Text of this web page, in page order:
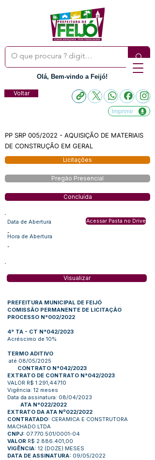
Olá, Bem-vindo a Feijó!
Voltar
Imprimir
PP SRP 005/2022 - AQUISIÇÃO DE MATERIAIS
DE CONSTRUÇÃO EM GERAL
Licitações
Pregão Presencial
Concluída
Data de Abertura
-
Hora de Abertura
-
Acessar Pasta no Drive
Visualizar
PREFEITURA MUNICIPAL DE FEIJÓ
COMISSÃO PERMANENTE DE LICITAÇÃO
PROCESSO N°002/2022
4° TA - CT N°042/2023
Acréscimo de 10%
TERMO ADITIVO
até 08/05/2025
CONTRATO N°042/2023
EXTRATO DE CONTRATO N°042/2023
VALOR R$ 1.291,447.10
Vigência: 12 meses
Data da assinatura: 08/04/2023
ATA N°022/2022
EXTRATO DA ATA Nº022/2022
CONTRATADO: CERAMICA E CONSTRUTORA
MACHADO LTDA
CNPJ: 07.770.501/0001-04
VALOR R$ 2.886.401,00
VIGÊNCIA: 12 (DOZE) MESES
DATA DE ASSINATURA: 09/05/2022